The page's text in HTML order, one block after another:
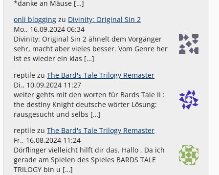
*danke an Mäuse […]
onli blogging zu Divinity: Original Sin 2
Mo., 16.09.2024 06:34
Divinity: Original Sin 2 ähnelt dem Vorgänger
sehr, macht aber vieles besser. Vom Genre her
ist es wieder ein klas […]
reptile zuThe Bard's Tale Trilogy Remaster
Di., 10.09.2024 11:27
weiter gehts mit den worten für Bards Tale II :
the destiny Knight deutsche wörter Lösung:
rausgesucht und selbs […]
reptile zuThe Bard's Tale Trilogy Remaster
Fr., 16.08.2024 11:24
Dörflinger vielleicht hilft dir das. Hallo , Da ich
gerade am Spielen des Spieles BARDS TALE
TRILOGY bin u […]